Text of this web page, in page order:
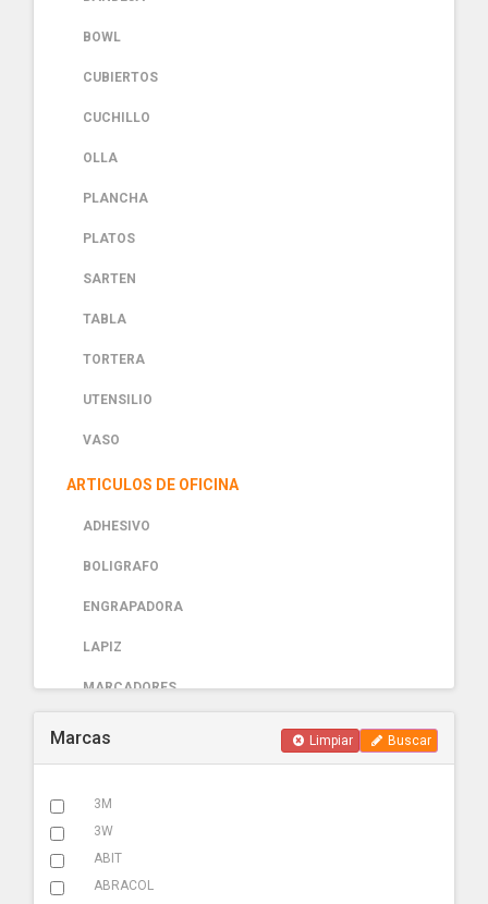
BOWL
CUBIERTOS
CUCHILLO
OLLA
PLANCHA
PLATOS
SARTEN
TABLA
TORTERA
UTENSILIO
VASO
ARTICULOS DE OFICINA
ADHESIVO
BOLIGRAFO
ENGRAPADORA
LAPIZ
MARCADORES
ACCESORIOS
ADHESIVOS
Marcas Buscar
Limpiar
3M
3W
ABIT
ABRACOL